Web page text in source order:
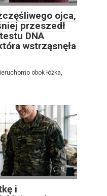
ojca,
przeszedł
DNA
wstrząsnęła
obok łóżka,
0
i